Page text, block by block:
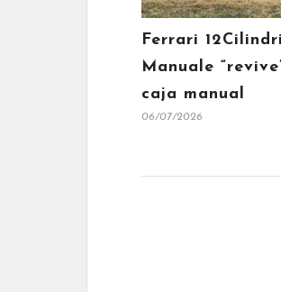
Ferrari 12Cilindri
Manuale
caja manual
06/07/2026